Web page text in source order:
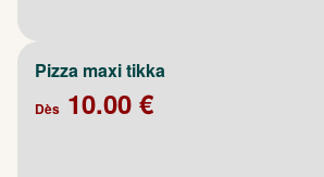
Pizza maxi tikka
Dès 10.00 €